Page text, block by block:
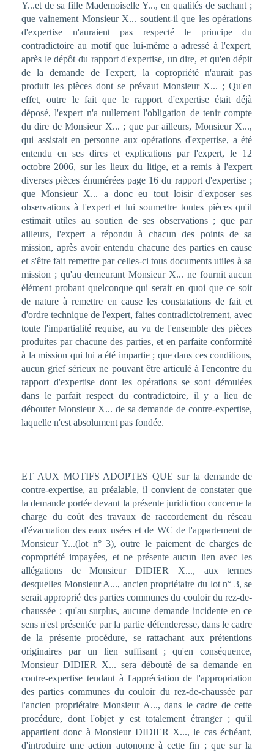
ET AUX MOTIFS ADOPTES QUE sur la demande de
contre-expertise, au préalable, il convient de constater que
la demande portée devant la présente juridiction concerne la
charge du coût des travaux de raccordement du réseau
d'évacuation des eaux usées et de WC de l'appartement de
Monsieur Y...(lot n° 3), outre le paiement de charges de
copropriété impayées, et ne présente aucun lien avec les
allégations de Monsieur DIDIER X..., aux termes
desquelles Monsieur A..., ancien propriétaire du lot n° 3, se
serait approprié des parties communes du couloir du rez-de-
chaussée ; qu'au surplus, aucune demande incidente en ce
sens n'est présentée par la partie défenderesse, dans le cadre
de la présente procédure, se rattachant aux prétentions
originaires par un lien suffisant ; qu'en conséquence,
Monsieur DIDIER X... sera débouté de sa demande en
contre-expertise tendant à l'appréciation de l'appropriation
des parties communes du couloir du rez-de-chaussée par
l'ancien propriétaire Monsieur A..., dans le cadre de cette
procédure, dont l'objet y est totalement étranger ; qu'il
appartient donc à Monsieur DIDIER X..., le cas échéant,
d'introduire une action autonome à cette fin ; que sur la